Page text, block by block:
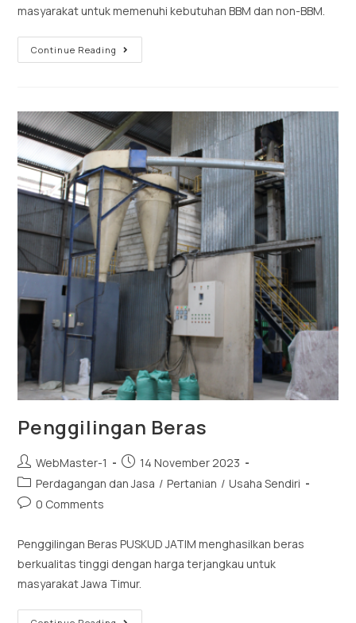
masyarakat untuk memenuhi kebutuhan BBM dan non-BBM.
Continue Reading
Penggilingan Beras
WebMaster-1
14 November 2023
Perdagangan dan Jasa / Pertanian / Usaha Sendiri
0 Comments
Penggilingan Beras PUSKUD JATIM menghasilkan beras
berkualitas tinggi dengan harga terjangkau untuk
masyarakat Jawa Timur.